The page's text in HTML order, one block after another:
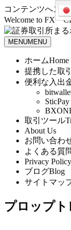
コンテンツへスキ
Welcome to FX・
MENUMENU
ホームHome
提携した取
便利な入出
SticPay
取引ツール
About Us
お問い合わ
よくある質
Privacy Policy
ブログBlog
サイトマッ
プロップ